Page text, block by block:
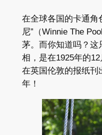
在全球各国的卡通角
尼”（Winnie The
茅。而你知道吗？这
相，是在1925年的
在英国伦敦的报纸刊
年！